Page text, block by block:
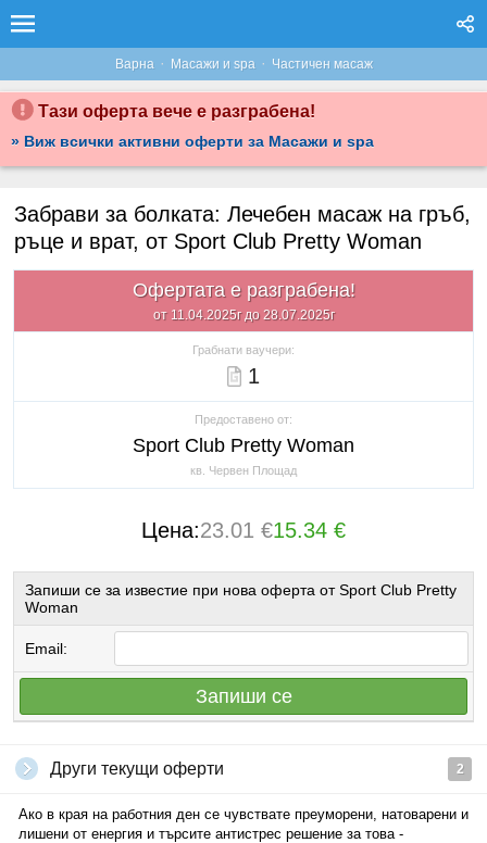
Варна · Масажи и spa · Частичен масаж
Тази оферта вече е разграбена!
» Виж всички активни оферти за Масажи и spa
Забрави за болката: Лечебен масаж на гръб,
ръце и врат, от Sport Club Pretty Woman
Офертата е разграбена!
от 11.04.2025г до 28.07.2025г
Грабнати ваучери:
1
Предоставено от:
Sport Club Pretty Woman
кв. Червен Площад
Цена:23.01 €15.34 €
Запиши се за известие при нова оферта от Sport Club Pretty
Woman
Email:
Запиши се
Други текущи оферти 2
Ако в края на работния ден се чувствате преуморени, натоварени и
лишени от енергия и търсите антистрес решение за това -